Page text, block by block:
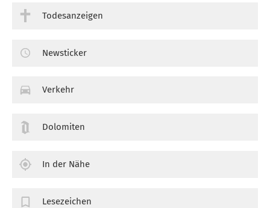
Todesanzeigen
Newsticker
Verkehr
Dolomiten
In der Nähe
Lesezeichen